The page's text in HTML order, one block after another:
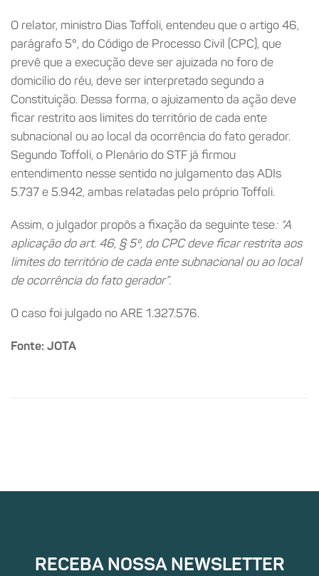
O relator, ministro Dias Toffoli, entendeu que o artigo 46,
parágrafo 5°, do Código de Processo Civil (CPC), que
prevê que a execução deve ser ajuizada no foro de
domicílio do réu, deve ser interpretado segundo a
Constituição. Dessa forma, o ajuizamento da ação deve
ficar restrito aos limites do território de cada ente
subnacional ou ao local da ocorrência do fato gerador.
Segundo Toffoli, o Plenário do STF já firmou
entendimento nesse sentido no julgamento das ADIs
5.737 e 5.942, ambas relatadas pelo próprio Toffoli.
Assim, o julgador propôs a fixação da seguinte tese: “A
aplicação do art. 46, § 5º, do CPC deve ficar restrita aos
limites do território de cada ente subnacional ou ao local
de ocorrência do fato gerador”.
O caso foi julgado no ARE 1.327.576.
Fonte: JOTA
RECEBA NOSSA NEWSLETTER